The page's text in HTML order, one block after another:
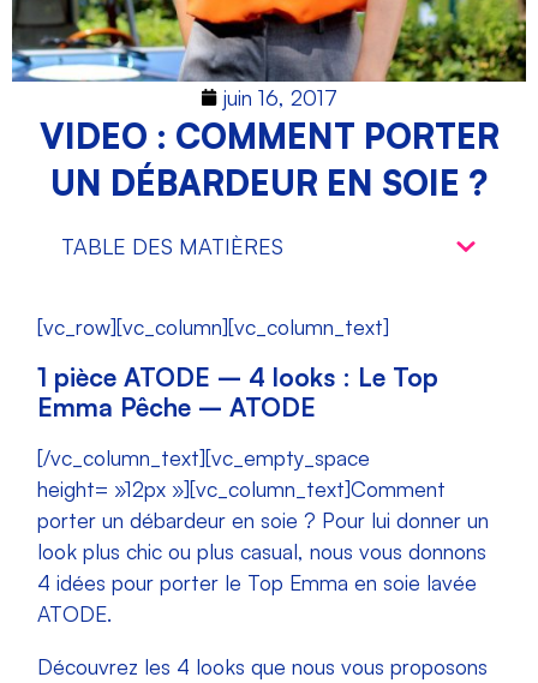
juin 16, 2017
VIDEO : COMMENT PORTER
UN DÉBARDEUR EN SOIE ?
TABLE DES MATIÈRES
[vc_row][vc_column][vc_column_text]
1 pièce ATODE – 4 looks : Le Top
Emma Pêche – ATODE
[/vc_column_text][vc_empty_space
height= »12px »][vc_column_text]Comment
porter un débardeur en soie ? Pour lui donner un
look plus chic ou plus casual, nous vous donnons
4 idées pour porter le Top Emma en soie lavée
ATODE.
Découvrez les 4 looks que nous vous proposons